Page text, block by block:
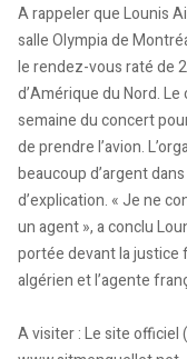
A rappeler que Lounis
salle Olympia de
le rendez-vous raté de
d’Amérique du Nord.
semaine du concert
de prendre l’avion.
beaucoup d’argent
d’explication. « Je ne
un agent », a conclu
portée devant la justice
algérien et l’agente
A visiter : Le site